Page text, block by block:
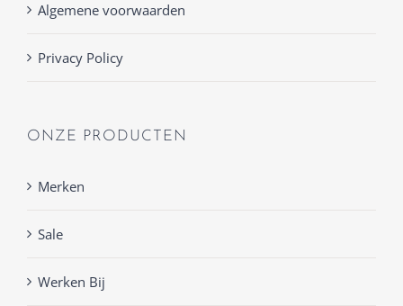
Algemene voorwaarden
Privacy Policy
ONZE PRODUCTEN
Merken
Sale
Werken Bij